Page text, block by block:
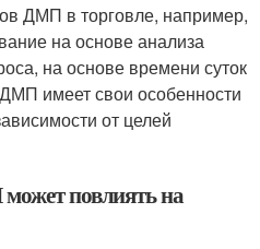
ДМП в торговле, например,
на основе анализа
на основе времени суток
имеет свои особенности
от целей
повлиять на